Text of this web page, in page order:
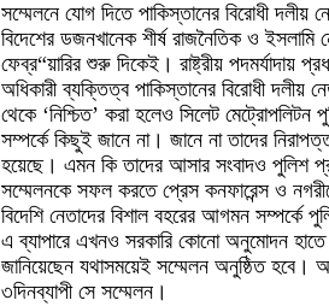
সম্মেলনে যোগ দিতে পাকিস্তানের বিরোধী দলীয়
বিদেশের ডজনখানেক শীর্ষ রাজনৈতিক ও ইসলামি
ফেব্র“য়ারির শুরু দিকেই। রাষ্ট্রীয় পদমর্যাদায়
অধিকারী ব্যক্তিত্ব পাকিস্তানের বিরোধী
থেকে ‘নিশ্চিত’ করা হলেও সিলেট
সম্পর্কে কিছুই জানে না। জানে না তাদের
হয়েছে। এমন কি তাদের আসার সংবাদও পুলিশ
সম্মেলনকে সফল করতে প্রেস কনফারেন্স ও
বিদেশি নেতাদের বিশাল বহরের আগমন সম্পর্কে
এ ব্যাপারে এখনও সরকারি কোনো অনুমোদন
জানিয়েছেন যথাসময়েই সম্মেলন অনুষ্ঠিত হবে।
৩দিনব্যাপী সে সম্মেলন।